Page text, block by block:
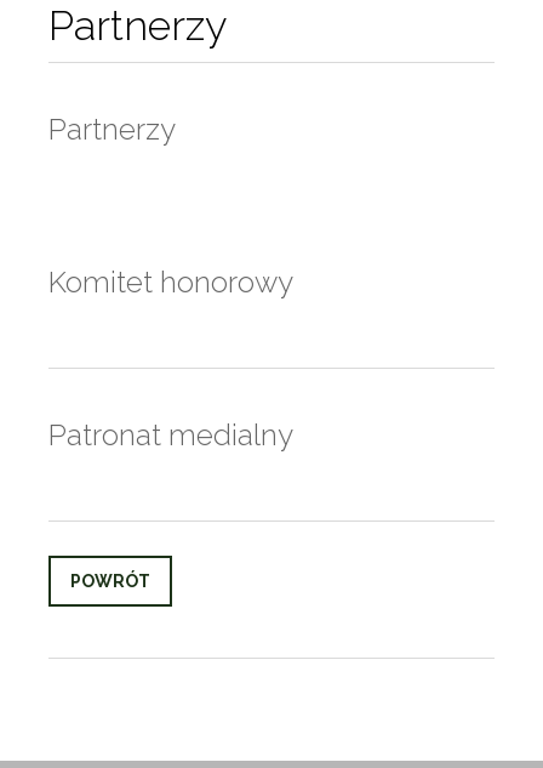
Partnerzy
Partnerzy
Komitet honorowy
Patronat medialny
POWRÓT